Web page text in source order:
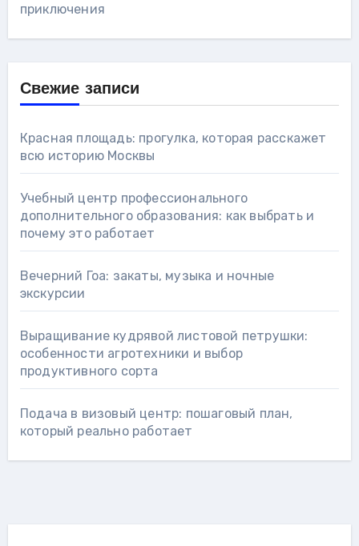
приключения
Свежие записи
Красная площадь: прогулка, которая расскажет
всю историю Москвы
Учебный центр профессионального
дополнительного образования: как выбрать и
почему это работает
Вечерний Гоа: закаты, музыка и ночные
экскурсии
Выращивание кудрявой листовой петрушки:
особенности агротехники и выбор
продуктивного сорта
Подача в визовый центр: пошаговый план,
который реально работает